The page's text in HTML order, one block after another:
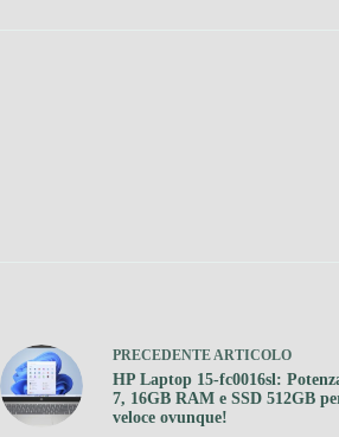
PRECEDENTEARTICOLO
HP Laptop 15-fc0016sl:
7, 16GB RAM e SSD 512GB
veloce ovunque!